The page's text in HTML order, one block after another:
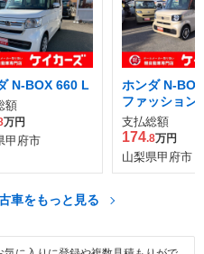
N-BOX 660 L
額
万円
甲府市
ホンダ N-
ファッション
ル 2トーン
支払総額
174.8万円
山梨県甲府市
車をもっと見る